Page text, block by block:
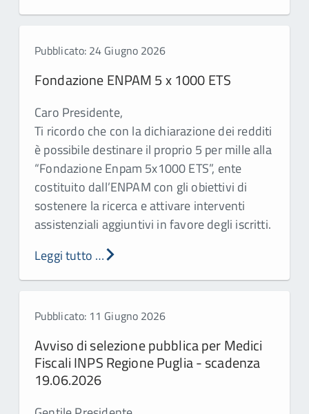
Pubblicato: 24 Giugno 2026
Fondazione ENPAM 5 x 1000 ETS
Caro Presidente,
Ti ricordo che con la dichiarazione dei redditi
è possibile destinare il proprio 5 per mille alla
“Fondazione Enpam 5x1000 ETS”, ente
costituito dall’ENPAM con gli obiettivi di
sostenere la ricerca e attivare interventi
assistenziali aggiuntivi in favore degli iscritti.
Leggi tutto …
Pubblicato: 11 Giugno 2026
Avviso di selezione pubblica per Medici
Fiscali INPS Regione Puglia - scadenza
19.06.2026